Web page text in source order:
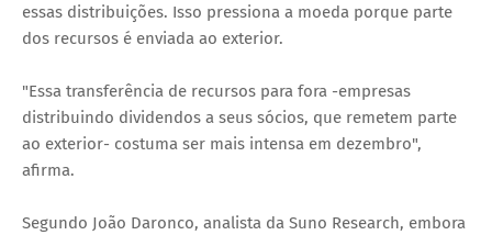
essas distribuições. Isso pressiona a moeda porque parte
dos recursos é enviada ao exterior.
"Essa transferência de recursos para fora -empresas
distribuindo dividendos a seus sócios, que remetem parte
ao exterior- costuma ser mais intensa em dezembro",
afirma.
Segundo João Daronco, analista da Suno Research, embora